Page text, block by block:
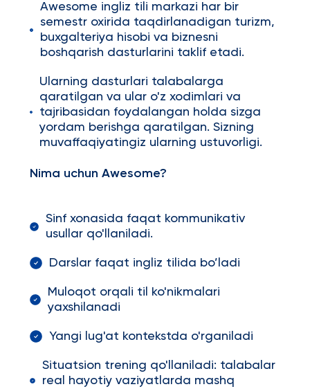
Awesome ingliz tili markazi har bir
semestr oxirida taqdirlanadigan turizm,
buxgalteriya hisobi va biznesni
boshqarish dasturlarini taklif etadi.
Ularning dasturlari talabalarga
qaratilgan va ular o'z xodimlari va
tajribasidan foydalangan holda sizga
yordam berishga qaratilgan. Sizning
muvaffaqiyatingiz ularning ustuvorligi.
Nima uchun Awesome?
Sinf xonasida faqat kommunikativ
usullar qo'llaniladi.
Darslar faqat ingliz tilida bo’ladi
Muloqot orqali til ko'nikmalari
yaxshilanadi
Yangi lug'at kontekstda o'rganiladi
Situatsion trening qo'llaniladi: talabalar
real hayotiy vaziyatlarda mashq